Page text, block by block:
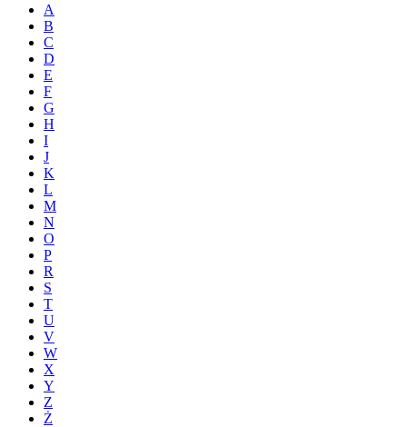
A
B
C
D
E
F
G
H
I
J
K
L
M
N
O
P
R
S
T
U
V
W
X
Y
Z
Ż